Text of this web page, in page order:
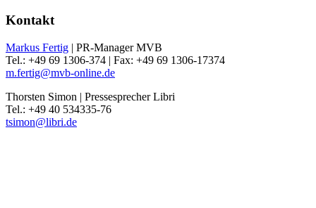
Kontakt
Markus Fertig | PR-Manager MVB
Tel.: +49 69 1306-374 | Fax: +49 69 1306-17374
m.fertig@mvb-online.de
Thorsten Simon | Pressesprecher Libri
Tel.: +49 40 534335-76
tsimon@libri.de